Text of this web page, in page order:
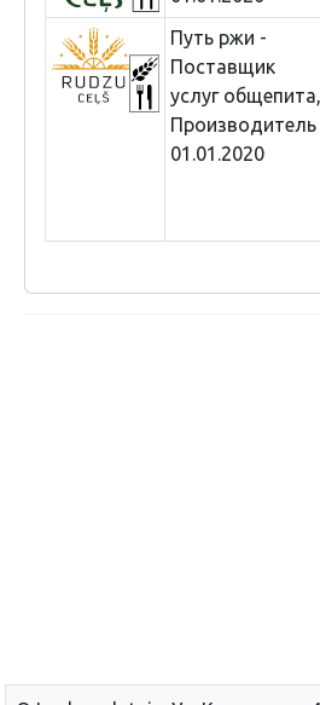
Путь ржи -
Поставщик
услуг общепита,
Производитель
01.01.2020